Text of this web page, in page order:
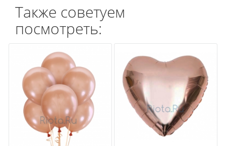
Также советуем
посмотреть: